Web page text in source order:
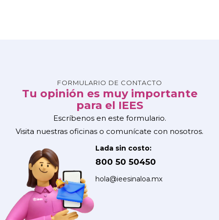
FORMULARIO DE CONTACTO
Tu opinión es muy importante
para el IEES
Escríbenos en este formulario.
Visita nuestras oficinas o comunícate con nosotros.
Lada sin costo:
800 50 50450
hola@ieesinaloa.mx